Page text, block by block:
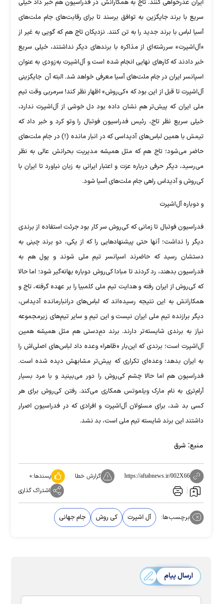
ایران عذرخواهی کنند. تاج به همکارانش در فدراسیون هم خبر داد خیلی
سریع با برند جایگزین به توافق برسند تا برای رقابت‌های جام ملت‌های
آسیا لباس با برند جدید را به تن کنند. نزدیکان تاج هم که گویی به غیر از
«آل‌اشپرت» سررشته‌ای از مذاکره با برندهای دیگر نداشتند، خیلی سریع
خبر دادند که کارهای نهایی انجام شده است و آل‌اشپرت به‌زودی به عنوان
اسپانسر ایران در جام ملت‌های آسیا معرفی خواهد شد. البته آن ‌ جایگزینی
آل‌اشپرت تا قبل از این بود که «کی‌روش» اظهار نظر کند! سرمربی وقت تیم
ملی ایران که پیش‌تر هم نشان داده بود دل خوشی از آل‌اشپرت ندارد،
خیلی سریع نظر تاج، رئیس فدراسیون فوتبال را وتو کرد و خبر داد که
تیمش با همین لباس‌های آدیداسی که در انبار مانده (!) در جام ملت‌های
حاضر می‌شود؛ تاج هم که مثل همیشه مدیریت بحرانش عالی به نظر
می‌رسید، دیگر حرفی درباره عزت و اعتبار ایرانی به زبان نیاورد تا ایران با
کی‌روش و آدیداس راهی جام ملت‌های آسیا شود.
و دوباره آل‌اشپرت
فدراسیون فوتبال تا زمانی که کی‌روش ‌سر کار بود جرئت استفاده از برندی
دیگر را نداشت؛ آنها حتی پیشنهادهایی را که از یکی‌، دو برند چینی به
دستشان رسید که حاضرند اسپانسر تیم ملی شوند و پول هم به
فدراسیون بدهند، رد کردند تا مبادا کی‌روش دوباره بهانه‌گیر شود؛ اما حالا
که کی‌روش از ایران رفته و هدایت تیم ملی کلمبیا را بر عهده گرفته، تاج و
همکارانش به این نتیجه رسیده‌اند که لباس‌های درانبارمانده آدیداس،
دیگر برازنده تیم ملی ایران نیست و این تیم و سایر تیم‌های زیرمجموعه
نیاز به برندی شایسته‌تر دارند. برند دمِ‌دستی هم مثل همیشه همین
آل‌اشپرت است؛ برندی که این‌بار «ظاهرا» وعده داد لباس‌های اصلی‌اش را
به ایران بدهد؛ وعده‌ای تکراری که پیش‌تر مشابهش دیده شده است.
فدراسیون هم اما حالا چشم کی‌روش را دور می‌بینید و با مرد بسیار
آرام‌تری به نام مارک ویلموتس همکاری می‌کند. رفتن کی‌روش برای هر
کسی بد شد، برای مسئولان آل‌اشپرت و افرادی که در فدراسیون اصرار
داشتند این برند شایسته تیم ملی است، بد نشد.
منبع: شرق
https://aftabnews.ir/002X66 گزارش خطا پسندها:۰
اشتراک گذاری
برچسب‌ها: آل اشپرت کی روش جام جهانی
ارسال پیام